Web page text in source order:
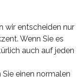
wir entscheiden nur
Wenn Sie es
auch auf jeden
einen normalen